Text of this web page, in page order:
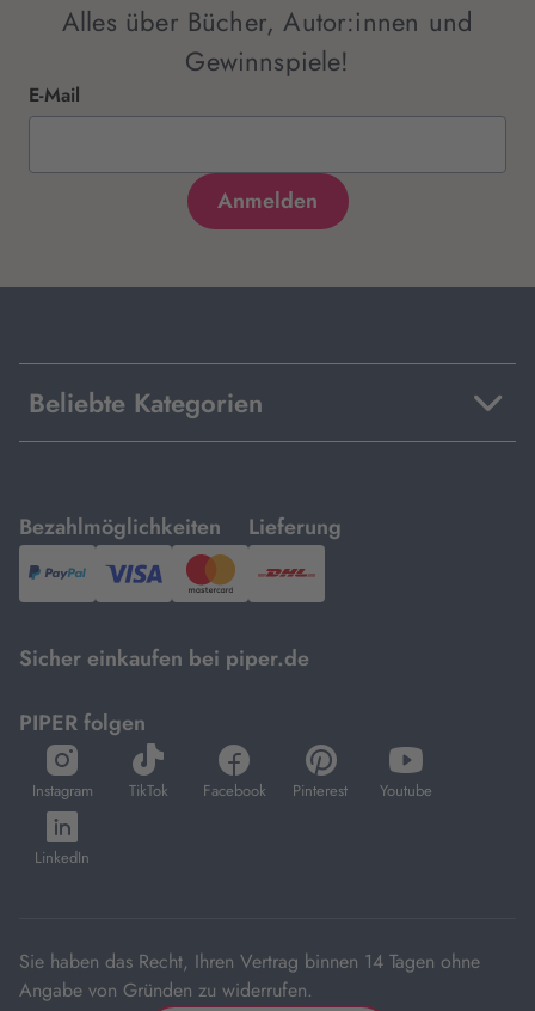
Alles über Bücher, Autor:innen und
Gewinnspiele!
E-Mail
Beliebte Kategorien
Bezahlmöglichkeiten
mit
PayPal,Visa
und
Lieferung
mit
DHL.
Sicher einkaufen bei piper.de
PIPER folgen
Instagram
öffnet
in
neuem
Tab
TikTok
öffnet
in
Facebook
öffnet
in
Pinterest
öffnet
in
Youtube
öffnet
in
LinkedIn
öffnet
in
Sie haben das Recht, Ihren Vertrag binnen 14 Tagen ohne
Angabe von Gründen zu widerrufen.